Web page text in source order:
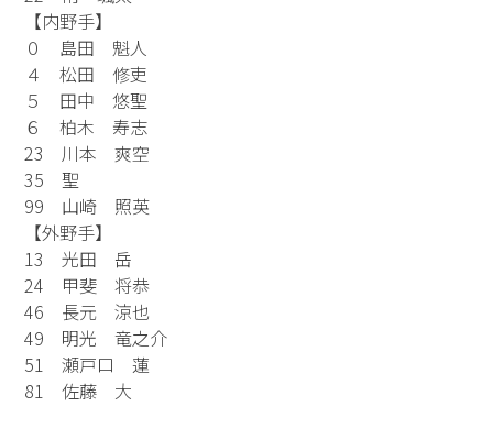
【内野手】
０ 島田 魁人
４ 松田 修吏
５ 田中 悠聖
６ 柏木 寿志
23 川本 爽空
35 聖
99 山崎 照英
【外野手】
13 光田 岳
24 甲斐 将恭
46 長元 涼也
49 明光 竜之介
51 瀬戸口 蓮
81 佐藤 大